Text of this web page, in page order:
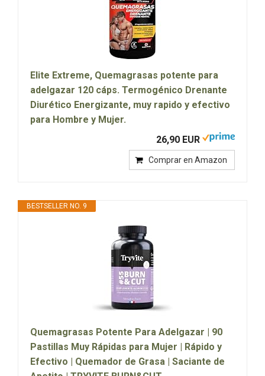
Elite Extreme, Quemagrasas potente para
adelgazar 120 cáps. Termogénico Drenante
Diurético Energizante, muy rapido y efectivo
para Hombre y Mujer.
26,90 EUR
Comprar en Amazon
BESTSELLER NO. 9
Quemagrasas Potente Para Adelgazar | 90
Pastillas Muy Rápidas para Mujer | Rápido y
Efectivo | Quemador de Grasa | Saciante de